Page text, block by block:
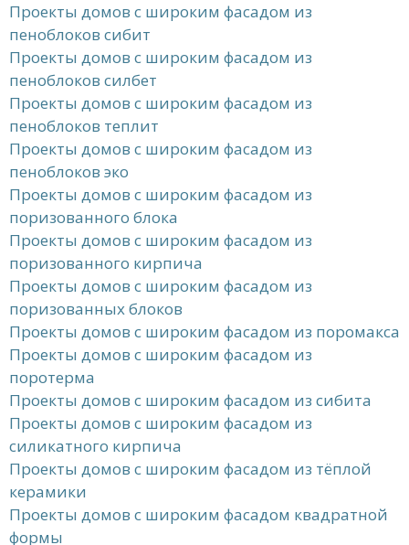
Проекты домов с широким фасадом из
пеноблоков сибит
Проекты домов с широким фасадом из
пеноблоков силбет
Проекты домов с широким фасадом из
пеноблоков теплит
Проекты домов с широким фасадом из
пеноблоков эко
Проекты домов с широким фасадом из
поризованного блока
Проекты домов с широким фасадом из
поризованного кирпича
Проекты домов с широким фасадом из
поризованных блоков
Проекты домов с широким фасадом из поромакса
Проекты домов с широким фасадом из
поротерма
Проекты домов с широким фасадом из сибита
Проекты домов с широким фасадом из
силикатного кирпича
Проекты домов с широким фасадом из тёплой
керамики
Проекты домов с широким фасадом квадратной
формы